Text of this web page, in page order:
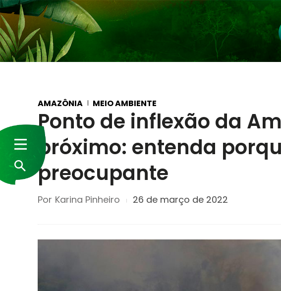
AMAZÔNIA MEIO AMBIENTE
Ponto de inflexão da
próximo: entenda
preocupante
Por Karina Pinheiro 26 de março de 2022